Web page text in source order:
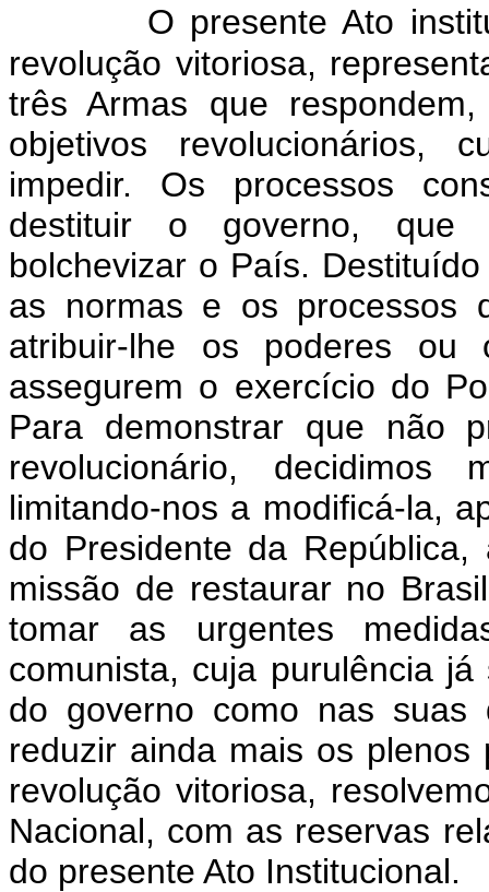
O presente Ato
revolução vitoriosa,
três Armas que
objetivos revolucionários,
impedir. Os processos
destituir o governo, que
bolchevizar o País.
as normas e os processos
atribuir-lhe os poderes ou
assegurem o exercício do
Para demonstrar que não
revolucionário,
limitando-nos a modificá-la,
do Presidente da
missão de restaurar no
tomar as urgentes
comunista, cuja purulência
do governo como nas suas
reduzir ainda mais os
revolução vitoriosa,
Nacional, com as reservas
do presente Ato Institucional.